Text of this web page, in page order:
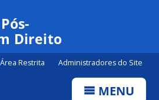
Direito
Área Restrita Administradores do Site
MENU